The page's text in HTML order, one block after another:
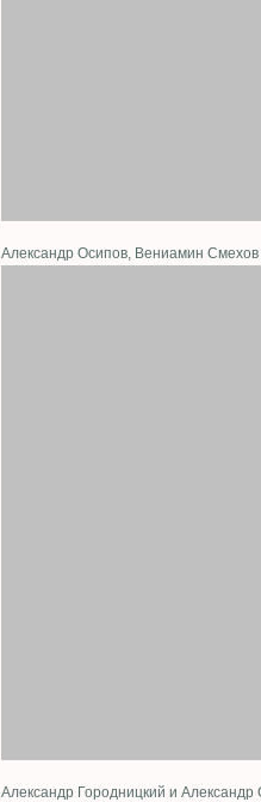
Александр Осипов, Вениамин
Александр Городницкий и